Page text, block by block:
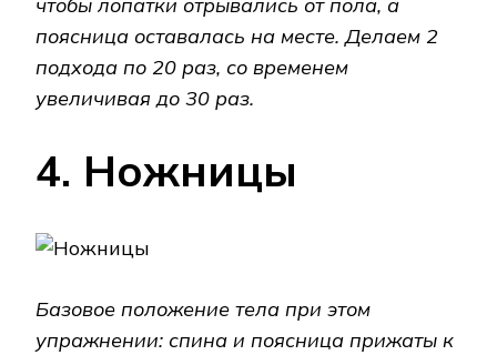
поясница оставалась на месте. Делаем 2
подхода по 20 раз, со временем
увеличивая до 30 раз.
4. Ножницы
Базовое положение тела при этом
упражнении: спина и поясница прижаты к